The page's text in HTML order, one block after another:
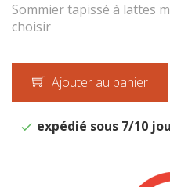
Sommier tapissé à lattes
choisir
Ajouter au panier
expédié sous 7/10